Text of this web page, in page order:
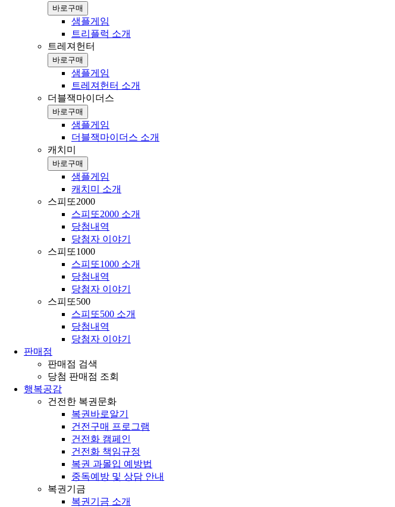
바로구매
샘플게임
트리플럭 소개
트레져헌터
바로구매
샘플게임
트레져헌터 소개
더블잭마이더스
바로구매
샘플게임
더블잭마이더스 소개
캐치미
바로구매
샘플게임
캐치미 소개
스피또2000
스피또2000 소개
당첨내역
당첨자 이야기
스피또1000
스피또1000 소개
당첨내역
당첨자 이야기
스피또500
스피또500 소개
당첨내역
당첨자 이야기
판매점
판매점 검색
당첨 판매점 조회
행복공감
건전한 복권문화
복권바로알기
건전구매 프로그램
건전화 캠페인
건전화 책임규정
복권 과몰입 예방법
중독예방 및 상담 안내
복권기금
복권기금 소개